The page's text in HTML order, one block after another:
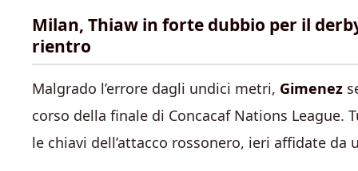
Milan, Thiaw in forte dubbio per il
rientro
Malgrado l’errore dagli undici metri, Gimenez
corso della finale di Concacaf Nations League.
le chiavi dell’attacco rossonero, ieri affidate da